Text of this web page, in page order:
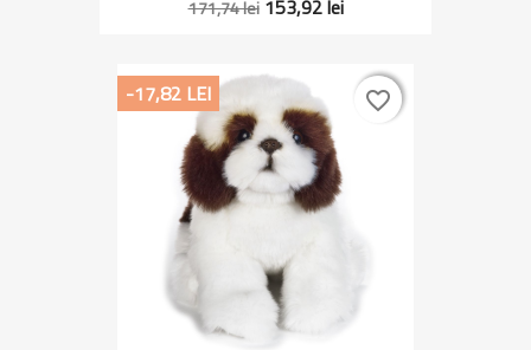
171,74 lei 153,92 lei
-17,82 LEI favorite_border
favorite_border